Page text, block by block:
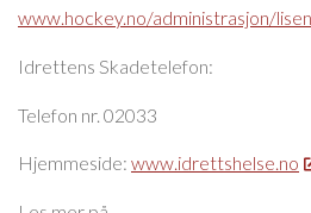
www.hockey.no/administrasjon/
Idrettens Skadetelefon:
Telefon nr. 02033
Hjemmeside: www.idrettshelse.no